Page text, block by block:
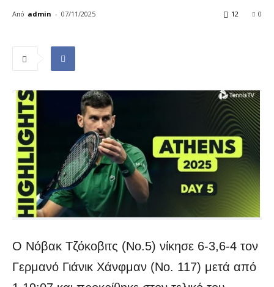
Από admin - 07/11/2025 0
12
Ο Νόβακ Τζόκοβιτς (Νο.5) νίκησε 6-3,6-4 τον
Γερμανό Γιάνικ Χάνφμαν (Νο. 117) μετά από